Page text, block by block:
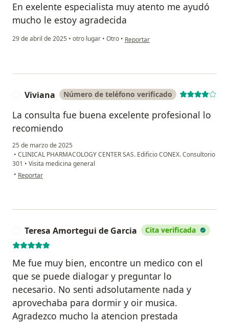
En exelente especialista muy atento me ayudó
mucho le estoy agradecida
29 de abril de 2025 • otro lugar • Otro • en opinión del usuario Milena
Reportar
Viviana Número de teléfono verificado
La consulta fue buena excelente profesional lo
recomiendo
25 de marzo de 2025
• CLINICAL PHARMACOLOGY CENTER SAS. Edificio CONEX. Consultorio
301 • Visita medicina general
• en opinión del usuario Viviana
Reportar
Teresa Amortegui de Garcia Cita verificada
Me fue muy bien, encontre un medico con el
que se puede dialogar y preguntar lo
necesario. No senti adsolutamente nada y
aprovechaba para dormir y oir musica.
Agradezco mucho la atencion prestada